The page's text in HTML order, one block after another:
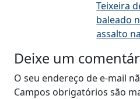
Teixeira
baleado
assalto
Deixe um
O seu endereço de e-mail
Campos obrigatórios são